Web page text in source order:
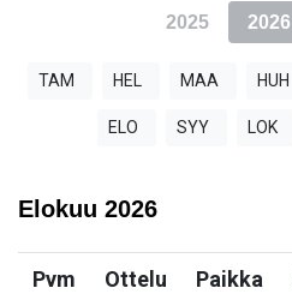
2025 2026
TAM HEL MAA HUH
ELO SYY LOK
Elokuu 2026
Pvm Ottelu Paikka